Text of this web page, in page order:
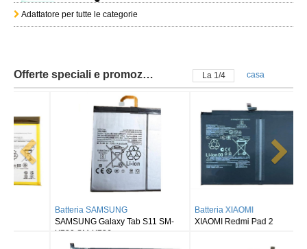
Adattatore per tutte le categorie
Offerte speciali e promozioni La 2/4 casa
Batteria SAMSUNG
SAMSUNG Galaxy Tab S11 SM-
X730 SM-X736
Batteria XIAOMI
XIAOMI Redmi Pad 2